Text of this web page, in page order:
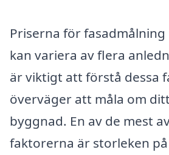
Priserna för fasadmålning
kan variera av flera
är viktigt att förstå dessa
överväger att måla om
byggnad. En av de mest
faktorerna är storleken